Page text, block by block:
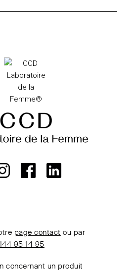
page contact ou par
95 14 95
concernant un produit